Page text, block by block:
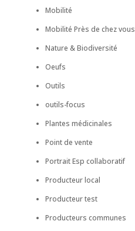
Mobilité
Mobilité Près de chez vous
Nature & Biodiversité
Oeufs
Outils
outils-focus
Plantes médicinales
Point de vente
Portrait Esp collaboratif
Producteur local
Producteur test
Producteurs communes